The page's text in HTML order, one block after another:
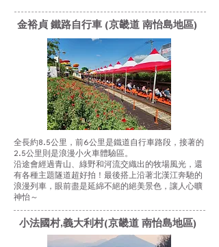
金裕貞 鐵路自行車 (京畿道 南怡島地區)
全長約8.5公里，前6公里是鐵道自行車路段，接著的
2.5公里則是浪漫小火車體驗區。
沿途會經過青山、綠野和河流交織出的牧場風光，還
有各種主題隧道超好拍！最後搭上沿著北漢江奔馳的
浪漫列車，眼前盡是延綿不絕的絕美景色，讓人心曠
神怡～
小法國村,義大利村(京畿道 南怡島地區)